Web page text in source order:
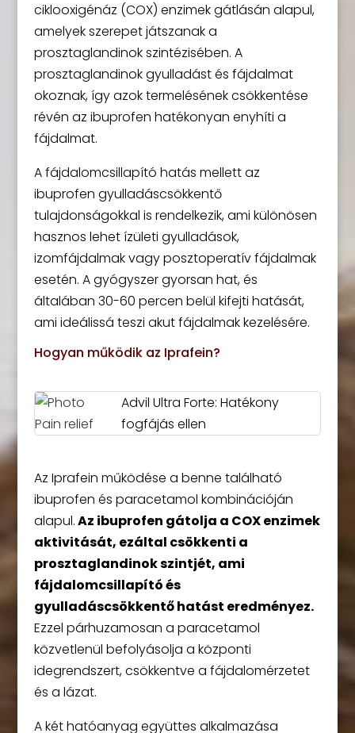
ciklooxigénáz (COX) enzimek gátlásán alapul,
amelyek szerepet játszanak a
prosztaglandinok szintézisében. A
prosztaglandinok gyulladást és fájdalmat
okoznak, így azok termelésének csökkentése
révén az ibuprofen hatékonyan enyhíti a
fájdalmat.
A fájdalomcsillapító hatás mellett az
ibuprofen gyulladáscsökkentő
tulajdonságokkal is rendelkezik, ami különösen
hasznos lehet ízületi gyulladások,
izomfájdalmak vagy posztoperatív fájdalmak
esetén. A gyógyszer gyorsan hat, és
általában 30-60 percen belül kifejti hatását,
ami ideálissá teszi akut fájdalmak kezelésére.
Hogyan működik az Iprafein?
Advil Ultra Forte: Hatékony
fogfájás ellen
Az Iprafein működése a benne található
ibuprofen és paracetamol kombinációján
alapul.Az ibuprofen gátolja a COX enzimek
aktivitását, ezáltal csökkenti a
prosztaglandinok szintjét, ami
fájdalomcsillapító és
gyulladáscsökkentő hatást eredményez.
Ezzel párhuzamosan a paracetamol
közvetlenül befolyásolja a központi
idegrendszert, csökkentve a fájdalomérzetet
és a lázat.
A két hatóanyag együttes alkalmazása